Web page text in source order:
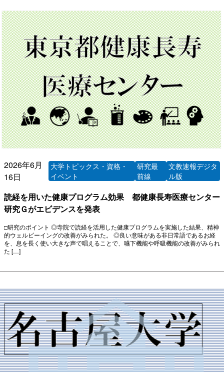
2026年6月
16日
大学トピックス・資格・
イベント
研究最
前線
文教速報デジタ
ル版
読経を用いた健康プログラム効果 都健康長寿医療センター
研究Ｇがエビデンスを発表
□研究のポイント ◎寺院で読経を活用した健康プログラムを実施した結果、精神
的ウェルビーイングの改善がみられた。 ◎良い意味がある非日常語であるお経
を、息を長く使い大きな声で唱えることで、嚥下機能や呼吸機能の改善がみられ
た […]